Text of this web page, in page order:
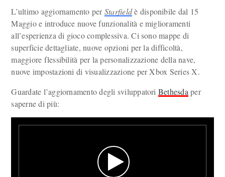
L’ultimo aggiornamento perStarfieldè disponibile dal 15
Maggio e introduce nuove funzionalità e miglioramenti
all’esperienza di gioco complessiva. Ci sono mappe di
superficie dettagliate, nuove opzioni per la difficoltà,
maggiore flessibilità per la personalizzazione della nave,
nuove impostazioni di visualizzazione per Xbox Series X.
Guardate l’aggiornamento degli sviluppatori Bethesda per
saperne di più: